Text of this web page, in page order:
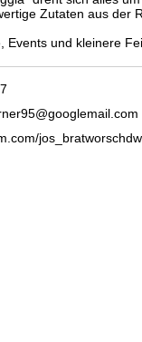
Zutaten aus der
Events und kleinere